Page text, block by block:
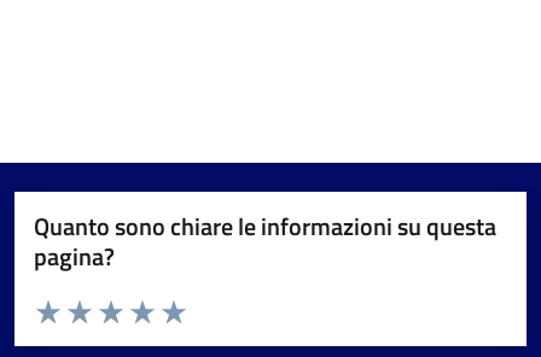
Quanto sono chiare le informazioni su questa
pagina?
Valuta da 1 a 5 stelle la pagina
Valuta 5 stelle su 5
Valuta 4 stelle su 5
Valuta 3 stelle su 5
Valuta 2 stelle su 5
Valuta 1 stelle su 5